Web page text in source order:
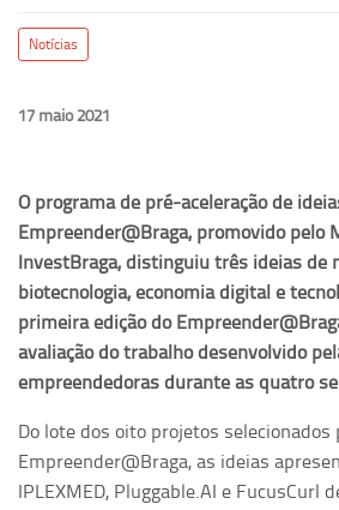
Notícias
17 maio 2021
O programa de pré-aceleração de
Empreender@Braga, promovido pelo
InvestBraga, distinguiu três ideias de
biotecnologia, economia digital e
primeira edição do
avaliação do trabalho desenvolvido
empreendedoras durante as quatro
Do lote dos oito projetos selecionados
Empreender@Braga, as ideias
IPLEXMED, Pluggable.AI e FucusCurl